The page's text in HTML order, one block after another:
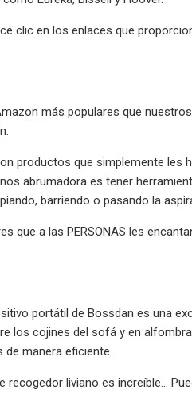
clic en los enlaces que
más populares que
productos que simplemente les
abrumadora es tener
barriendo o pasando la
que a las PERSONAS les
portátil de Bossdan es una
los cojines del sofá y en
manera eficiente.
liviano es increíble...